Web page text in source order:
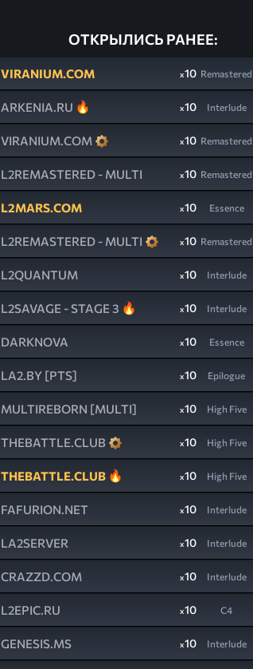
ОТКРЫЛИСЬ РАНЕЕ:
VIRANIUM.COM x10 Remastered
ARKENIA.RU x10 Interlude
VIRANIUM.COM x10 Remastered
L2REMASTERED - MULTI x10 Remastered
L2MARS.COM x10 Essence
L2REMASTERED - MULTI x10 Remastered
L2QUANTUM x10 Interlude
L2SAVAGE - STAGE 3 x10 Interlude
DARKNOVA x10 Essence
LA2.BY [PTS] x10 Epilogue
MULTIREBORN [MULTI] x10 High Five
THEBATTLE.CLUB x10 High Five
THEBATTLE.CLUB x10 High Five
FAFURION.NET x10 Interlude
LA2SERVER x10 Interlude
CRAZZD.COM x10 Interlude
L2EPIC.RU x10 C4
GENESIS.MS x10 Interlude